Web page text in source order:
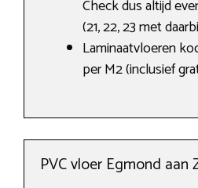
Check dus altijd
(21, 22, 23 met
Laminaatvloeren
per M2 (inclusief
PVC vloer Egmond aan